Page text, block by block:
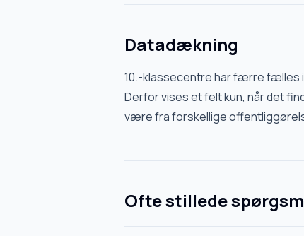
Datadækning
10.-klassecentre har færre fælles
Derfor vises et felt kun, når det
være fra forskellige
Ofte stillede